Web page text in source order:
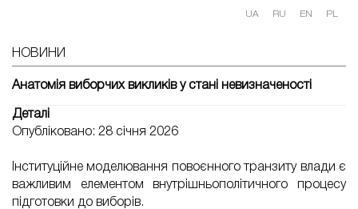
UA RU EN PL
НОВИНИ
Анатомія виборчих викликів у стані невизначеності
Деталі
Опубліковано: 28 січня 2026
Інституційне моделювання повоєнного транзиту влади є
важливим елементом внутрішньополітичного процесу
підготовки до виборів.